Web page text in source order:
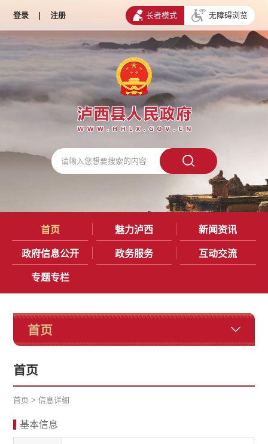
登录 | 注册 长者模式 无障碍浏览
首页 魅力泸西 新闻资讯
政府信息公开 政务服务 互动交流
专题专栏
首页
首页
首页 >信息详细
基本信息